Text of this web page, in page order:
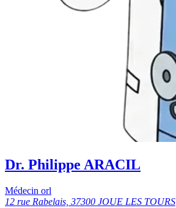
Dr. Philippe ARACIL
Médecin orl
12 rue Rabelais, 37300 JOUE LES TOURS